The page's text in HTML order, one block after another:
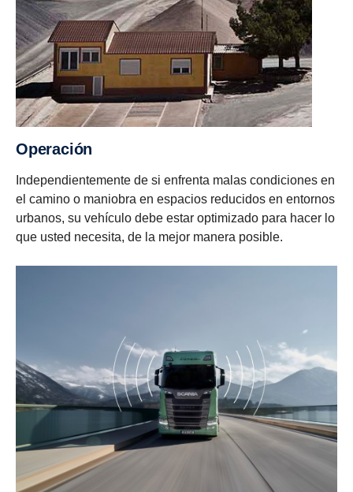
Operación
Independientemente de si enfrenta malas condiciones en
el camino o maniobra en espacios reducidos en entornos
urbanos, su vehículo debe estar optimizado para hacer lo
que usted necesita, de la mejor manera posible.